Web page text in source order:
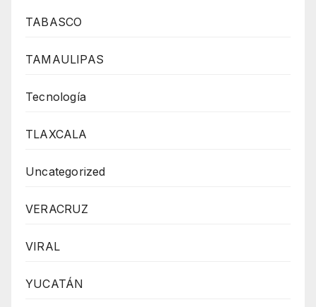
TABASCO
TAMAULIPAS
Tecnología
TLAXCALA
Uncategorized
VERACRUZ
VIRAL
YUCATÁN